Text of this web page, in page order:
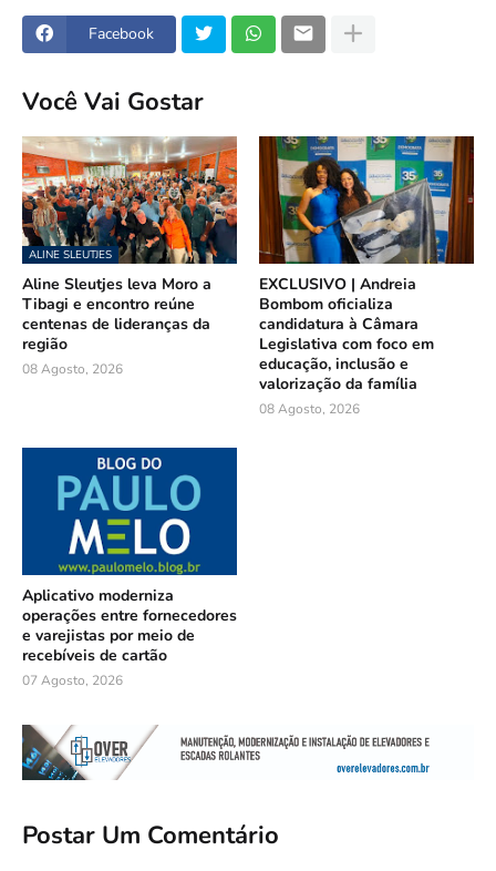
Facebook
Você Vai Gostar
ALINE SLEUTJES
Aline Sleutjes leva Moro a
Tibagi e encontro reúne
centenas de lideranças da
região
08 Agosto, 2026
EXCLUSIVO | Andreia
Bombom oficializa
candidatura à Câmara
Legislativa com foco em
educação, inclusão e
valorização da família
08 Agosto, 2026
Aplicativo moderniza
operações entre fornecedores
e varejistas por meio de
recebíveis de cartão
07 Agosto, 2026
Postar Um Comentário